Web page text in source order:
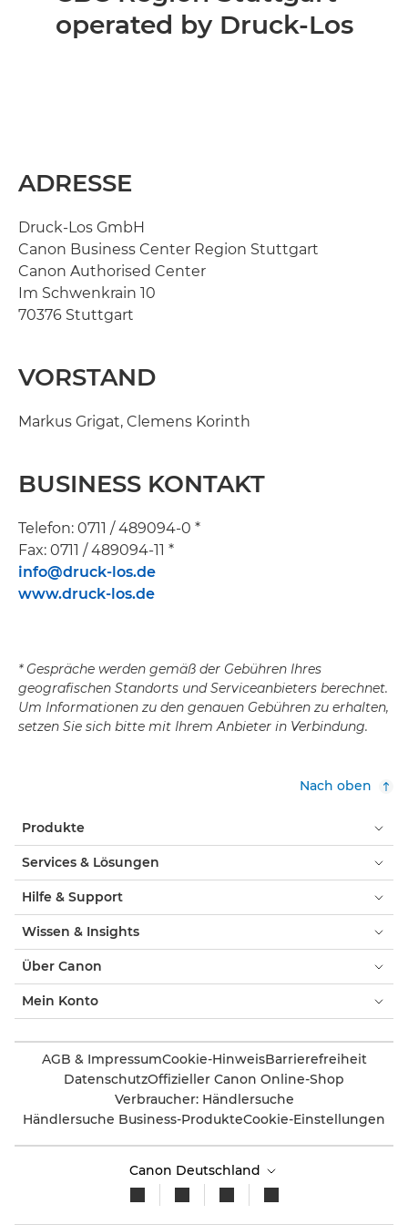
operated by Druck-Los
ADRESSE
Druck-Los GmbH
Canon Business Center Region Stuttgart
Canon Authorised Center
Im Schwenkrain 10
70376 Stuttgart
VORSTAND
Markus Grigat, Clemens Korinth
BUSINESS KONTAKT
Telefon: 0711 / 489094-0 *
Fax: 0711 / 489094-11 *
info@druck-los.de
www.druck-los.de
* Gespräche werden gemäß der Gebühren Ihres
geografischen Standorts und Serviceanbieters berechnet.
Um Informationen zu den genauen Gebühren zu erhalten,
setzen Sie sich bitte mit Ihrem Anbieter in Verbindung.
Nach oben
Produkte
Services & Lösungen
Hilfe & Support
Wissen & Insights
Über Canon
Mein Konto
AGB & ImpressumCookie-HinweisBarrierefreiheit
DatenschutzOffizieller Canon Online-Shop
Verbraucher: Händlersuche
Händlersuche Business-ProdukteCookie-Einstellungen
Canon Deutschland